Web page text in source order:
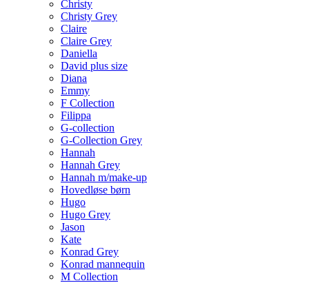
Christy
Christy Grey
Claire
Claire Grey
Daniella
David plus size
Diana
Emmy
F Collection
Filippa
G-collection
G-Collection Grey
Hannah
Hannah Grey
Hannah m/make-up
Hovedløse børn
Hugo
Hugo Grey
Jason
Kate
Konrad Grey
Konrad mannequin
M Collection